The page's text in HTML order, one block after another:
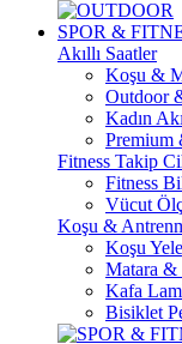
SPOR &
Akıllı Saatler
Koşu &
Outdoor
Kadın
Premium
Fitness Takip
Fitness
Vücut
Koşu &
Koşu
Matara &
Kafa
Bisiklet